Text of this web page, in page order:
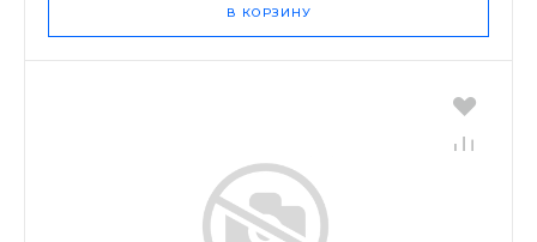
В КОРЗИНУ